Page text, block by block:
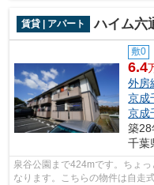
賃貸 | アパート ハイム
敷0
6.4
外房
京成
京成
築28
千葉
泉谷公園まで424mです。ちょ
なります。こちらの物件は自走